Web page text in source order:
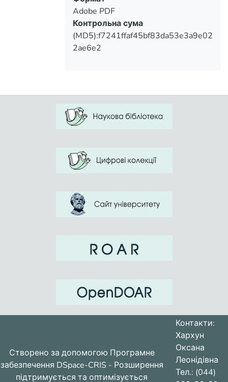
Adobe PDF
Контрольна сума
(MD5):f7241ffaf45bf83da53e3a9e02
2ae6e2
Створено за допомогою Програмне
забезпечення DSpace-CRIS - Розширення
підтримується та оптимізується
Контакти:
Хархун
Оксана
Леонідівна
Тел.: (044)